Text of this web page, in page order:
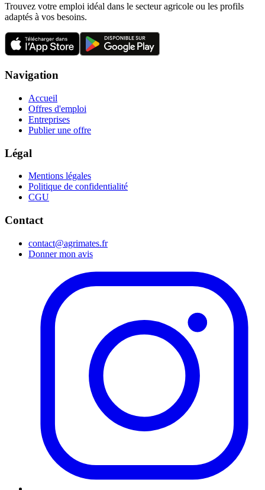
Trouvez votre emploi idéal dans le secteur agricole ou les profils
adaptés à vos besoins.
Navigation
Accueil
Offres d'emploi
Entreprises
Publier une offre
Légal
Mentions légales
Politique de confidentialité
CGU
Contact
contact@agrimates.fr
Donner mon avis